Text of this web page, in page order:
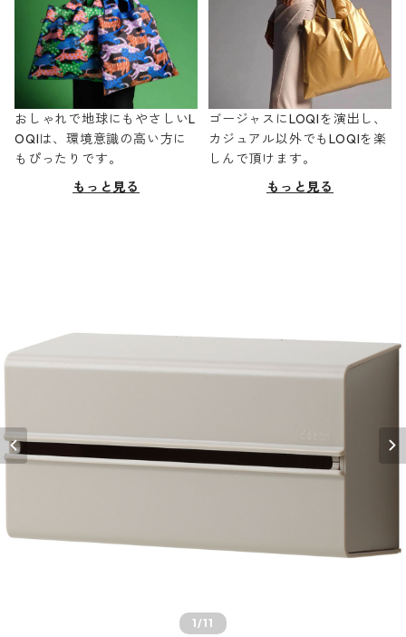
おしゃれで地球にもやさしいL
OQIは、環境意識の高い方に
もぴったりです。
もっと見る
ゴージャスにLOQIを演出し、
カジュアル以外でもLOQIを楽
しんで頂けます。
もっと見る
1/11